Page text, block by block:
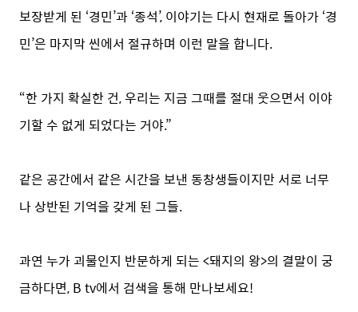
보장받게 된 ‘경민’과 ‘종석’, 이야기는 다시 현재로 돌아가 ‘경
민’은 마지막 씬에서 절규하며 이런 말을 합니다.
“한 가지 확실한 건, 우리는 지금 그때를 절대 웃으면서 이야
기할 수 없게 되었다는 거야.”
같은 공간에서 같은 시간을 보낸 동창생들이지만 서로 너무
나 상반된 기억을 갖게 된 그들.
과연 누가 괴물인지 반문하게 되는 <돼지의 왕>의 결말이 궁
금하다면, B tv에서 검색을 통해 만나보세요!